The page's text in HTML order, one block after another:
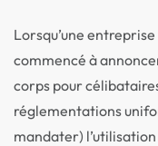
Lorsqu’une
commencé à
corps pour
réglementations
mandater)